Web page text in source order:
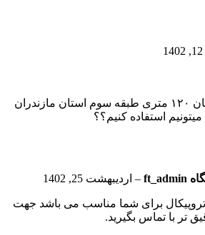
سلام برای ساختمان ۱۲۰ متری طبقه سوم استان مازندران
استفاده کنیم؟؟
ft_admin
– اردیبهشت 25, 1402
برای شما مناسب می باشد جهت
تر با تماس بگیرید.